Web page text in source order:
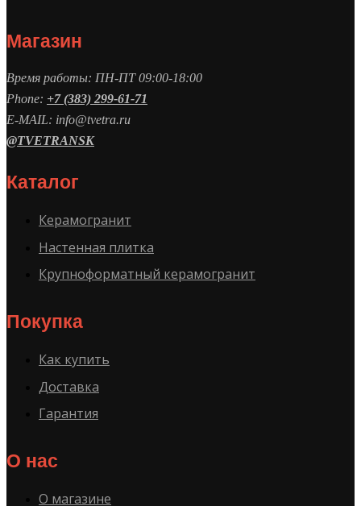
Магазин
Время работы: ПН-ПТ 09:00-18:00
Phone: +7 (383) 299-61-71
E-MAIL: info@tvetra.ru
@TVETRANSK
Каталог
Керамогранит
Настенная плитка
Крупноформатный керамогранит
Покупка
Как купить
Доставка
Гарантия
О нас
О магазине